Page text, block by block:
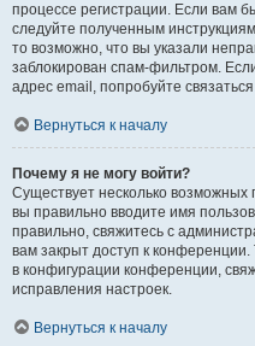
процессе регистрации. Если вам
следуйте полученным
то возможно, что вы указали
заблокирован спам-фильтром.
адрес email, попробуйте
Вернуться к началу
Почему я не могу войти?
Существует несколько возможных
вы правильно вводите имя
правильно, свяжитесь с
вам закрыт доступ к
в конфигурации конференции,
исправления настроек.
Вернуться к началу